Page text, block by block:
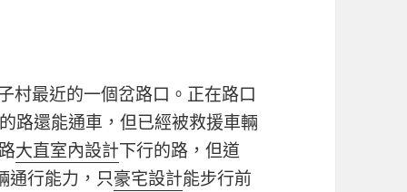
村最近的一個岔路口。正在路口
路還能通車，但已經被救援車輛
大直室內設計下行的路，但道
通行能力，只豪宅設計能步行前